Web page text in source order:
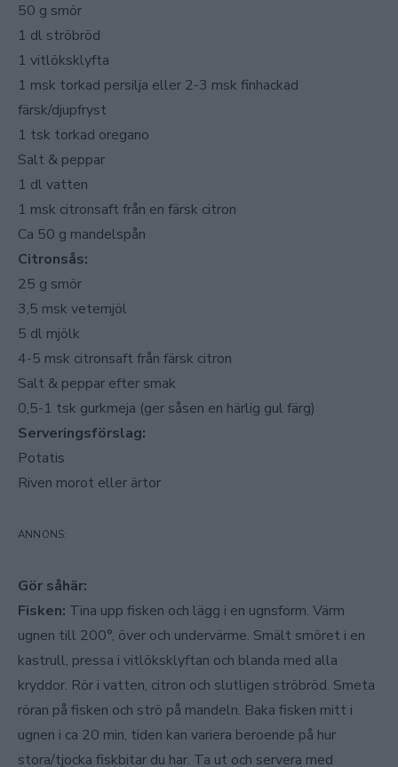
50 g smör
1 dl ströbröd
1 vitlöksklyfta
1 msk torkad persilja eller 2-3 msk finhackad
färsk/djupfryst
1 tsk torkad oregano
Salt & peppar
1 dl vatten
1 msk citronsaft från en färsk citron
Ca 50 g mandelspån
Citronsås:
25 g smör
3,5 msk vetemjöl
5 dl mjölk
4-5 msk citronsaft från färsk citron
Salt & peppar efter smak
0,5-1 tsk gurkmeja (ger såsen en härlig gul färg)
Serveringsförslag:
Potatis
Riven morot eller ärtor
Gör såhär:
Fisken: Tina upp fisken och lägg i en ugnsform. Värm
ugnen till 200°, över och undervärme. Smält smöret i en
kastrull, pressa i vitlöksklyftan och blanda med alla
kryddor. Rör i vatten, citron och slutligen ströbröd. Smeta
röran på fisken och strö på mandeln. Baka fisken mitt i
ugnen i ca 20 min, tiden kan variera beroende på hur
stora/tjocka fiskbitar du har. Ta ut och servera med